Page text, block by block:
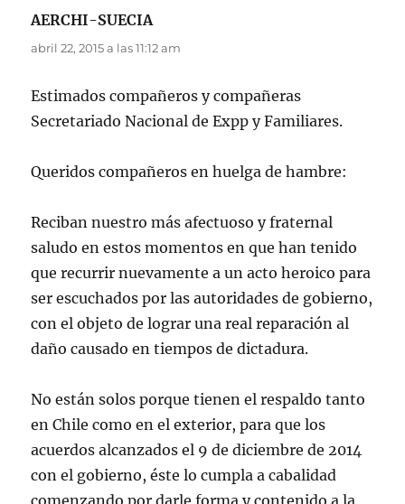
AERCHI-SUECIAdice:
abril 22, 2015 a las 11:12 am
Estimados compañeros y compañeras
Secretariado Nacional de Expp y Familiares.
Queridos compañeros en huelga de hambre:
Reciban nuestro más afectuoso y fraternal
saludo en estos momentos en que han tenido
que recurrir nuevamente a un acto heroico para
ser escuchados por las autoridades de gobierno,
con el objeto de lograr una real reparación al
daño causado en tiempos de dictadura.
No están solos porque tienen el respaldo tanto
en Chile como en el exterior, para que los
acuerdos alcanzados el 9 de diciembre de 2014
con el gobierno, éste lo cumpla a cabalidad